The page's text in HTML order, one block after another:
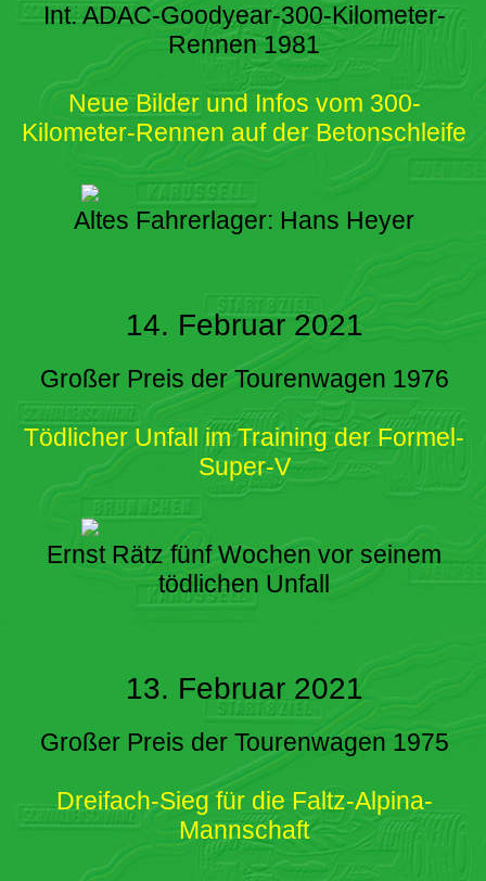
Int. ADAC-Goodyear-300-Kilometer-
Rennen 1981
Neue Bilder und Infos vom 300-
Kilometer-Rennen auf der Betonschleife
Altes Fahrerlager: Hans Heyer
14. Februar 2021
Großer Preis der Tourenwagen 1976
Tödlicher Unfall im Training der Formel-
Super-V
Ernst Rätz fünf Wochen vor seinem
tödlichen Unfall
13. Februar 2021
Großer Preis der Tourenwagen 1975
Dreifach-Sieg für die Faltz-Alpina-
Mannschaft